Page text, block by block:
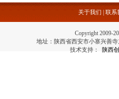
关于我们 联系
Copyright 2009-
地址：陕西省西安市小寨兴善寺
技术支持：
陕西